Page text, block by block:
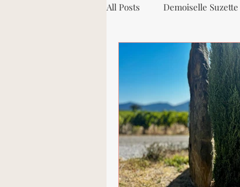
All Posts Demoiselle Suzette
Les
Galets roulés Côtes-
Domaine de Bonserine